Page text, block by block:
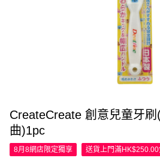
CreateCreate 創意兒童牙
曲)1pc
8月8網店限定獨享 送貨上門滿